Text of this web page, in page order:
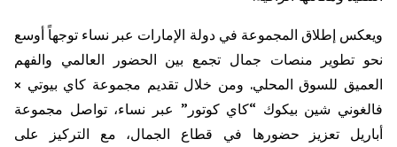
ويعكس إطلاق المجموعة في دولة الإمارات عبر نساء توجهاً أوسع
نحو تطوير منصات جمال تجمع بين الحضور العالمي والفهم
العميق للسوق المحلي. ومن خلال تقديم مجموعة كاي بيوتي ×
فالغوني شين بيكوك “كاي كوتور” عبر نساء، تواصل مجموعة
أباريل تعزيز حضورها في قطاع الجمال، مع التركيز على